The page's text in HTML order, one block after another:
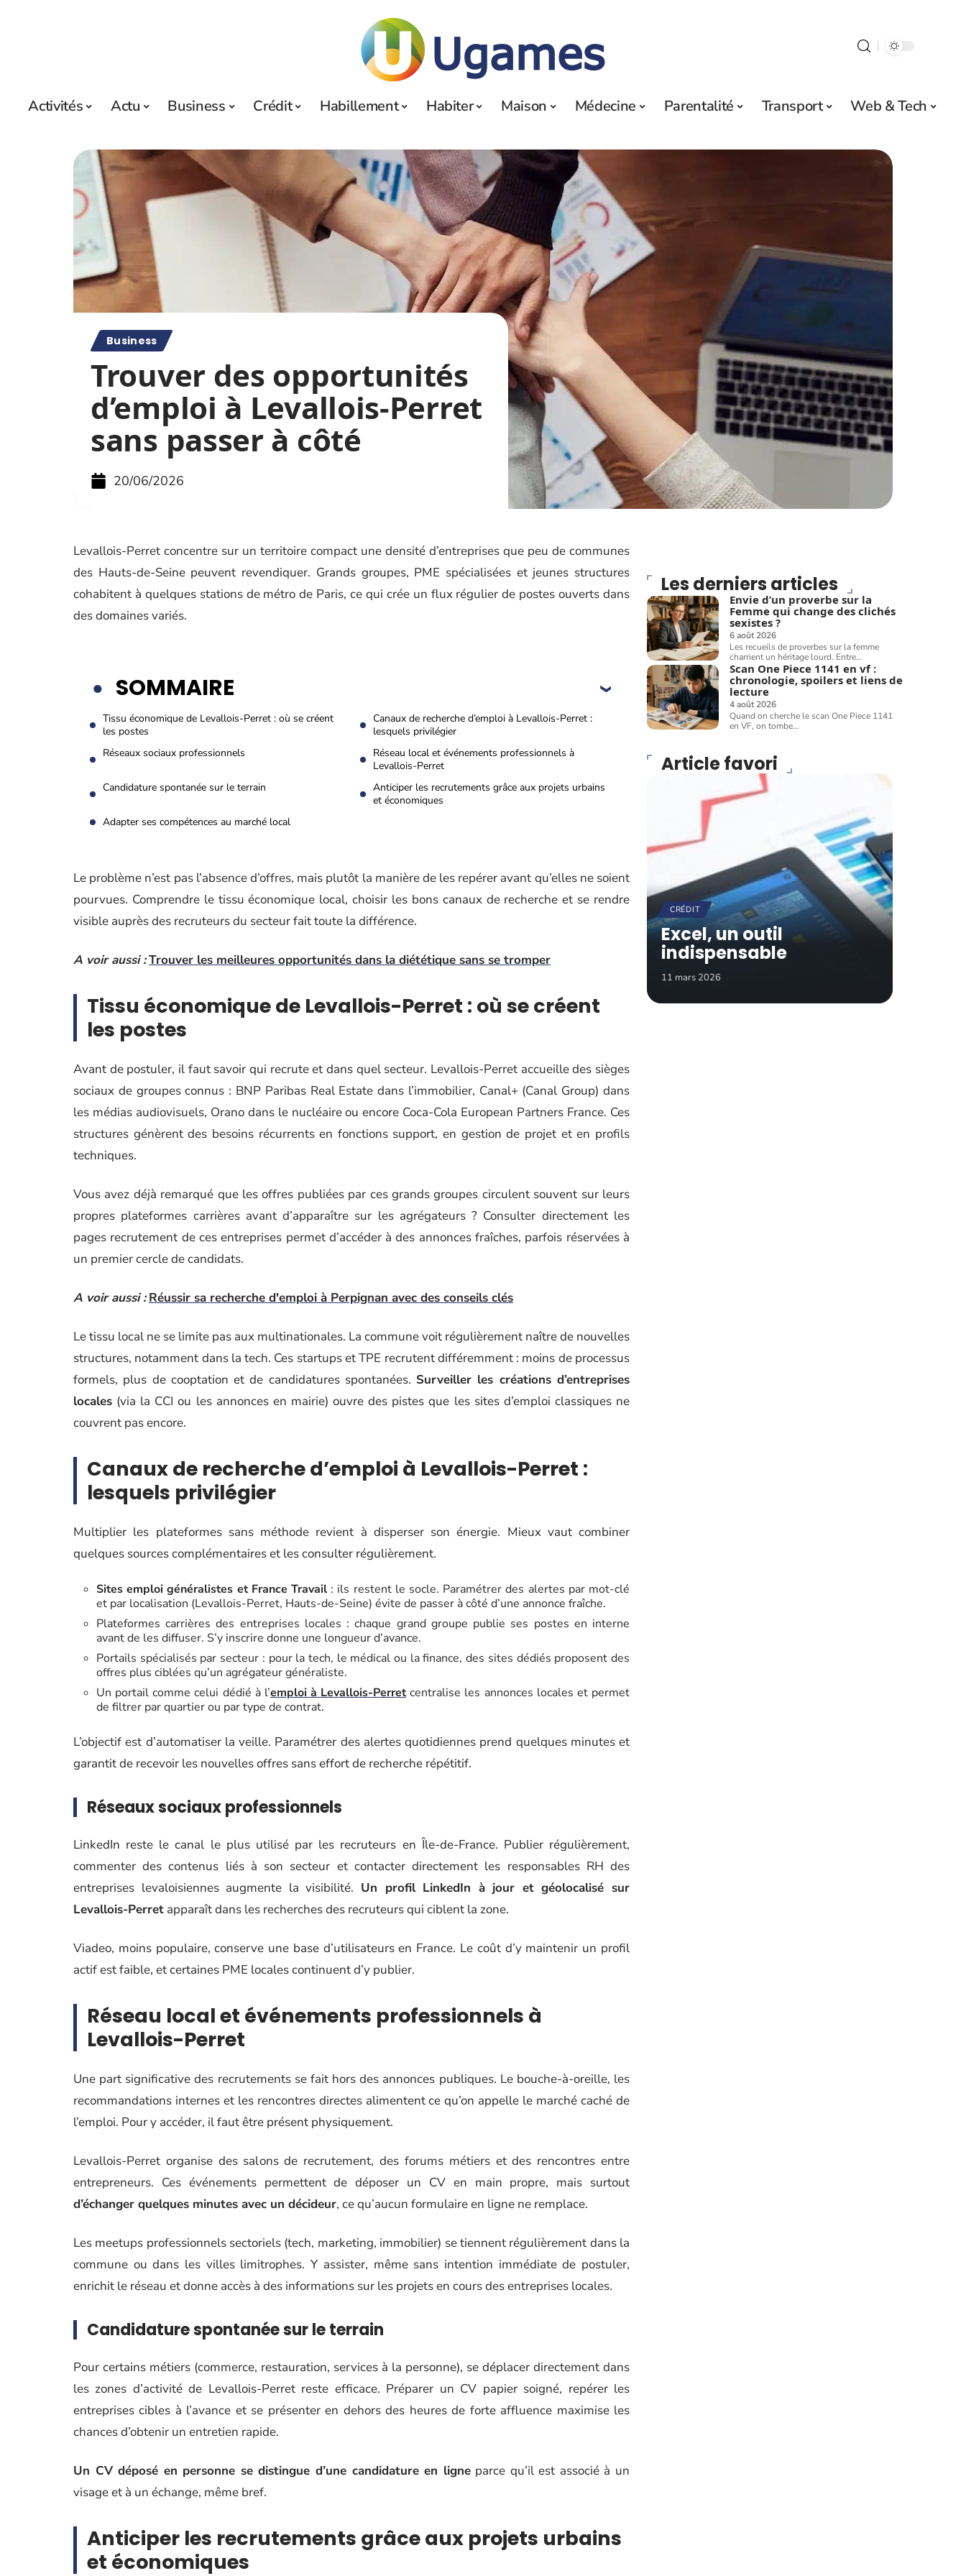
Activités Actu Business Crédit Habillement Habiter Maison Médecine Parentalité Transport Web & Tech
Business
Trouver des opportunités
d’emploi à Levallois-Perret
sans passer à côté
20/06/2026
Levallois-Perret concentre sur un territoire compact une densité d’entreprises que peu de communes
des Hauts-de-Seine peuvent revendiquer. Grands groupes, PME spécialisées et jeunes structures
cohabitent à quelques stations de métro de Paris, ce qui crée un flux régulier de postes ouverts dans
des domaines variés.
SOMMAIRE
Tissu économique de Levallois-Perret : où se créent
les postes
Canaux de recherche d’emploi à Levallois-Perret :
lesquels privilégier
Réseaux sociaux professionnels
Réseau local et événements professionnels à
Levallois-Perret
Candidature spontanée sur le terrain
Anticiper les recrutements grâce aux projets urbains
et économiques
Adapter ses compétences au marché local
Le problème n’est pas l’absence d’offres, mais plutôt la manière de les repérer avant qu’elles ne soient
pourvues. Comprendre le tissu économique local, choisir les bons canaux de recherche et se rendre
visible auprès des recruteurs du secteur fait toute la différence.
A voir aussi :Trouver les meilleures opportunités dans la diététique sans se tromper
Tissu économique de Levallois-Perret : où se créent
les postes
Avant de postuler, il faut savoir qui recrute et dans quel secteur. Levallois-Perret accueille des sièges
sociaux de groupes connus : BNP Paribas Real Estate dans l’immobilier, Canal+ (Canal Group) dans
les médias audiovisuels, Orano dans le nucléaire ou encore Coca-Cola European Partners France. Ces
structures génèrent des besoins récurrents en fonctions support, en gestion de projet et en profils
techniques.
Vous avez déjà remarqué que les offres publiées par ces grands groupes circulent souvent sur leurs
propres plateformes carrières avant d’apparaître sur les agrégateurs ? Consulter directement les
pages recrutement de ces entreprises permet d’accéder à des annonces fraîches, parfois réservées à
un premier cercle de candidats.
A voir aussi : Réussir sa recherche d'emploi à Perpignan avec des conseils clés
Le tissu local ne se limite pas aux multinationales. La commune voit régulièrement naître de nouvelles
structures, notamment dans la tech. Ces startups et TPE recrutent différemment : moins de processus
formels, plus de cooptation et de candidatures spontanées. Surveiller les créations d’entreprises
locales (via la CCI ou les annonces en mairie) ouvre des pistes que les sites d’emploi classiques ne
couvrent pas encore.
Canaux de recherche d’emploi à Levallois-Perret :
lesquels privilégier
Multiplier les plateformes sans méthode revient à disperser son énergie. Mieux vaut combiner
quelques sources complémentaires et les consulter régulièrement.
Sites emploi généralistes et France Travail : ils restent le socle. Paramétrer des alertes par mot-clé
et par localisation (Levallois-Perret, Hauts-de-Seine) évite de passer à côté d’une annonce fraîche.
Plateformes carrières des entreprises locales : chaque grand groupe publie ses postes en interne
avant de les diffuser. S’y inscrire donne une longueur d’avance.
Portails spécialisés par secteur : pour la tech, le médical ou la finance, des sites dédiés proposent des
offres plus ciblées qu’un agrégateur généraliste.
Un portail comme celui dédié à l’emploi à Levallois-Perret centralise les annonces locales et permet
de filtrer par quartier ou par type de contrat.
L’objectif est d’automatiser la veille. Paramétrer des alertes quotidiennes prend quelques minutes et
garantit de recevoir les nouvelles offres sans effort de recherche répétitif.
Réseaux sociaux professionnels
LinkedIn reste le canal le plus utilisé par les recruteurs en Île-de-France. Publier régulièrement,
commenter des contenus liés à son secteur et contacter directement les responsables RH des
entreprises levaloisiennes augmente la visibilité. Un profil LinkedIn à jour et géolocalisé sur
Levallois-Perret apparaît dans les recherches des recruteurs qui ciblent la zone.
Viadeo, moins populaire, conserve une base d’utilisateurs en France. Le coût d’y maintenir un profil
actif est faible, et certaines PME locales continuent d’y publier.
Réseau local et événements professionnels à
Levallois-Perret
Une part significative des recrutements se fait hors des annonces publiques. Le bouche-à-oreille, les
recommandations internes et les rencontres directes alimentent ce qu’on appelle le marché caché de
l’emploi. Pour y accéder, il faut être présent physiquement.
Levallois-Perret organise des salons de recrutement, des forums métiers et des rencontres entre
entrepreneurs. Ces événements permettent de déposer un CV en main propre, mais surtout
d’échanger quelques minutes avec un décideur, ce qu’aucun formulaire en ligne ne remplace.
Les meetups professionnels sectoriels (tech, marketing, immobilier) se tiennent régulièrement dans la
commune ou dans les villes limitrophes. Y assister, même sans intention immédiate de postuler,
enrichit le réseau et donne accès à des informations sur les projets en cours des entreprises locales.
Candidature spontanée sur le terrain
Pour certains métiers (commerce, restauration, services à la personne), se déplacer directement dans
les zones d’activité de Levallois-Perret reste efficace. Préparer un CV papier soigné, repérer les
entreprises cibles à l’avance et se présenter en dehors des heures de forte affluence maximise les
chances d’obtenir un entretien rapide.
Un CV déposé en personne se distingue d’une candidature en ligneparce qu’il est associé à un
visage et à un échange, même bref.
Anticiper les recrutements grâce aux projets urbains
et économiques
Les derniers articles
Envie d’un proverbe sur la
Femme qui change des clichés
sexistes ?
6 août 2026
Les recueils de proverbes sur la femme
charrient un héritage lourd. Entre…
Scan One Piece 1141 en vf :
chronologie, spoilers et liens de
lecture
4 août 2026
Quand on cherche le scan One Piece 1141
en VF, on tombe…
Article favori
CRÉDIT
Excel, un outil
indispensable
11 mars 2026